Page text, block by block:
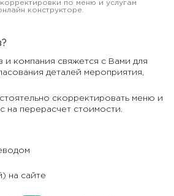
по меню и услугам
конструкторе.
и компания свяжется с Вами для
деталей мероприятия,
скорректировать меню и
на перерасчет стоимости.
на сайте